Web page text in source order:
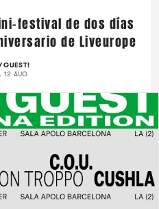
festival de dos días
de Liveurope
GUEST!
12 AUG